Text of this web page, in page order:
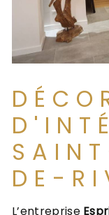
DE-
L’entreprise